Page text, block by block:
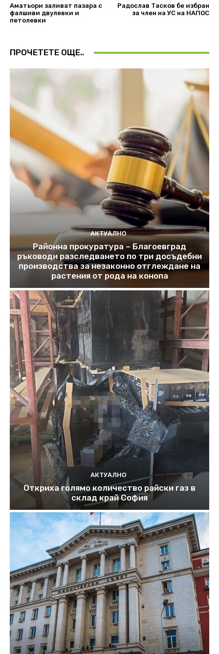
Аматьори заливат пазара с
фалшиви двулевки и
петолевки
Радослав Тасков бе избран
за член на УС на НАПОС
ПРОЧЕТЕТЕ ОЩЕ..
АКТУАЛНО
Районна прокуратура – Благоевград
ръководи разследването по три досъдебни
производства за незаконно отглеждане на
растения от рода на конопа
АКТУАЛНО
Откриха голямо количество райски газ в
склад край София